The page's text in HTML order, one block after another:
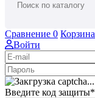
Сравнение 0 Корзина
Войти
Введите код защиты*